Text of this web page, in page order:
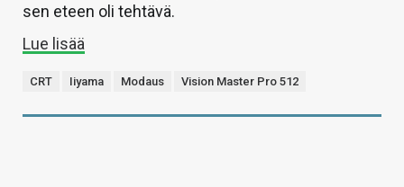
sen eteen oli tehtävä.
Lue lisää
CRT Iiyama Modaus Vision Master Pro 512